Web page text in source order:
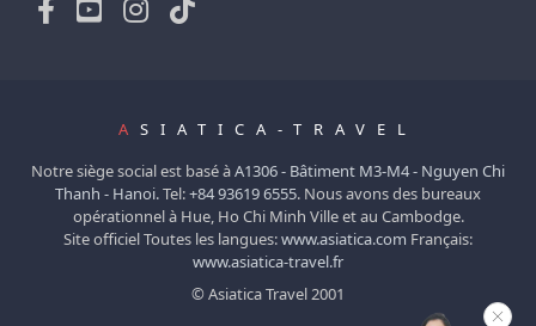
A SIATICA-TRAVEL
Notre siège social est basé àA1306 - Bâtiment M3-M4 - Nguyen Chi
Thanh - Hanoi.Tel:+84 93619 6555. Nous avons des bureaux
opérationnel à Hue, Ho Chi Minh Ville et au Cambodge.
Site officiel Toutes les langues:www.asiatica.com Français:
www.asiatica-travel.fr
© Asiatica Travel 2001